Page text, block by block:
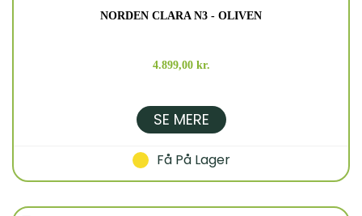
NORDEN CLARA N3 - OLIVEN
4.899,00 kr.
SE MERE
Få På Lager